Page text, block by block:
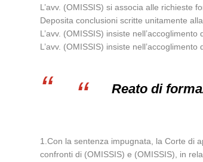
L’avv. (OMISSIS) si associa alle richieste
Deposita conclusioni scritte unitamente
L’avv. (OMISSIS) insiste nell’accoglimento
L’avv. (OMISSIS) insiste nell’accoglimento
Reato di
1.Con la sentenza impugnata, la Corte di
confronti di (OMISSIS) e (OMISSIS), in